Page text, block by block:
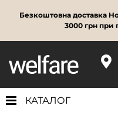
Безкоштовна доставка
3000 грн при
КАТАЛОГ